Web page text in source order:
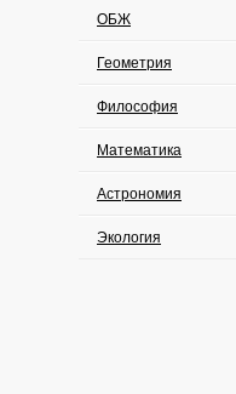
ОБЖ
Геометрия
Философия
Математика
Астрономия
Экология